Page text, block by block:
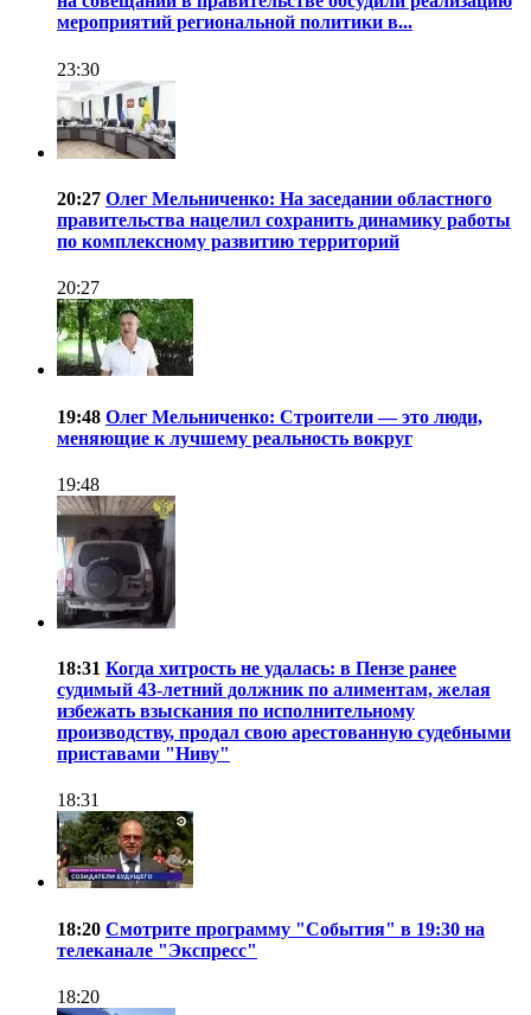
мероприятий региональной политики в...
23:30
20:27 Олег Мельниченко: На заседании областного
правительства нацелил сохранить динамику работы
по комплексному развитию территорий
20:27
19:48 Олег Мельниченко: Строители — это люди,
меняющие к лучшему реальность вокруг
19:48
18:31 Когда хитрость не удалась: в Пензе ранее
судимый 43-летний должник по алиментам, желая
избежать взыскания по исполнительному
производству, продал свою арестованную судебными
приставами "Ниву"
18:31
18:20 Смотрите программу "События" в 19:30 на
телеканале "Экспресс"
18:20